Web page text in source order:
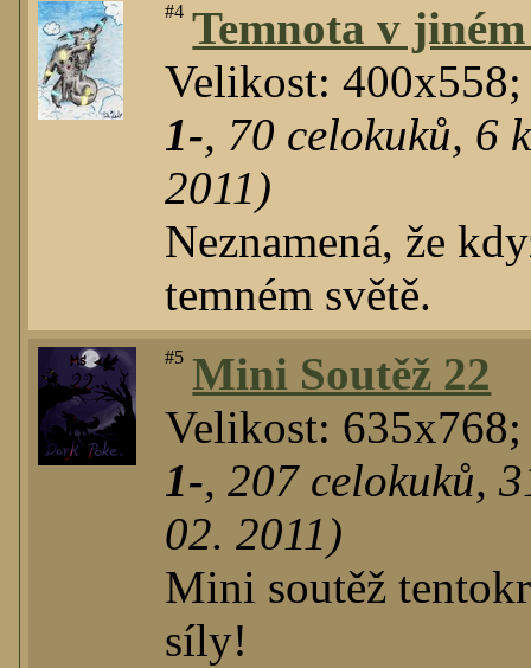
#4 Temnota v
Velikost:
1-, 70 celokuků, 6
2011)
Neznamená, že
temném světě.
#5 Mini Soutěž 22
Velikost:
1-,207celokuků,
02. 2011)
Mini soutěž
síly!